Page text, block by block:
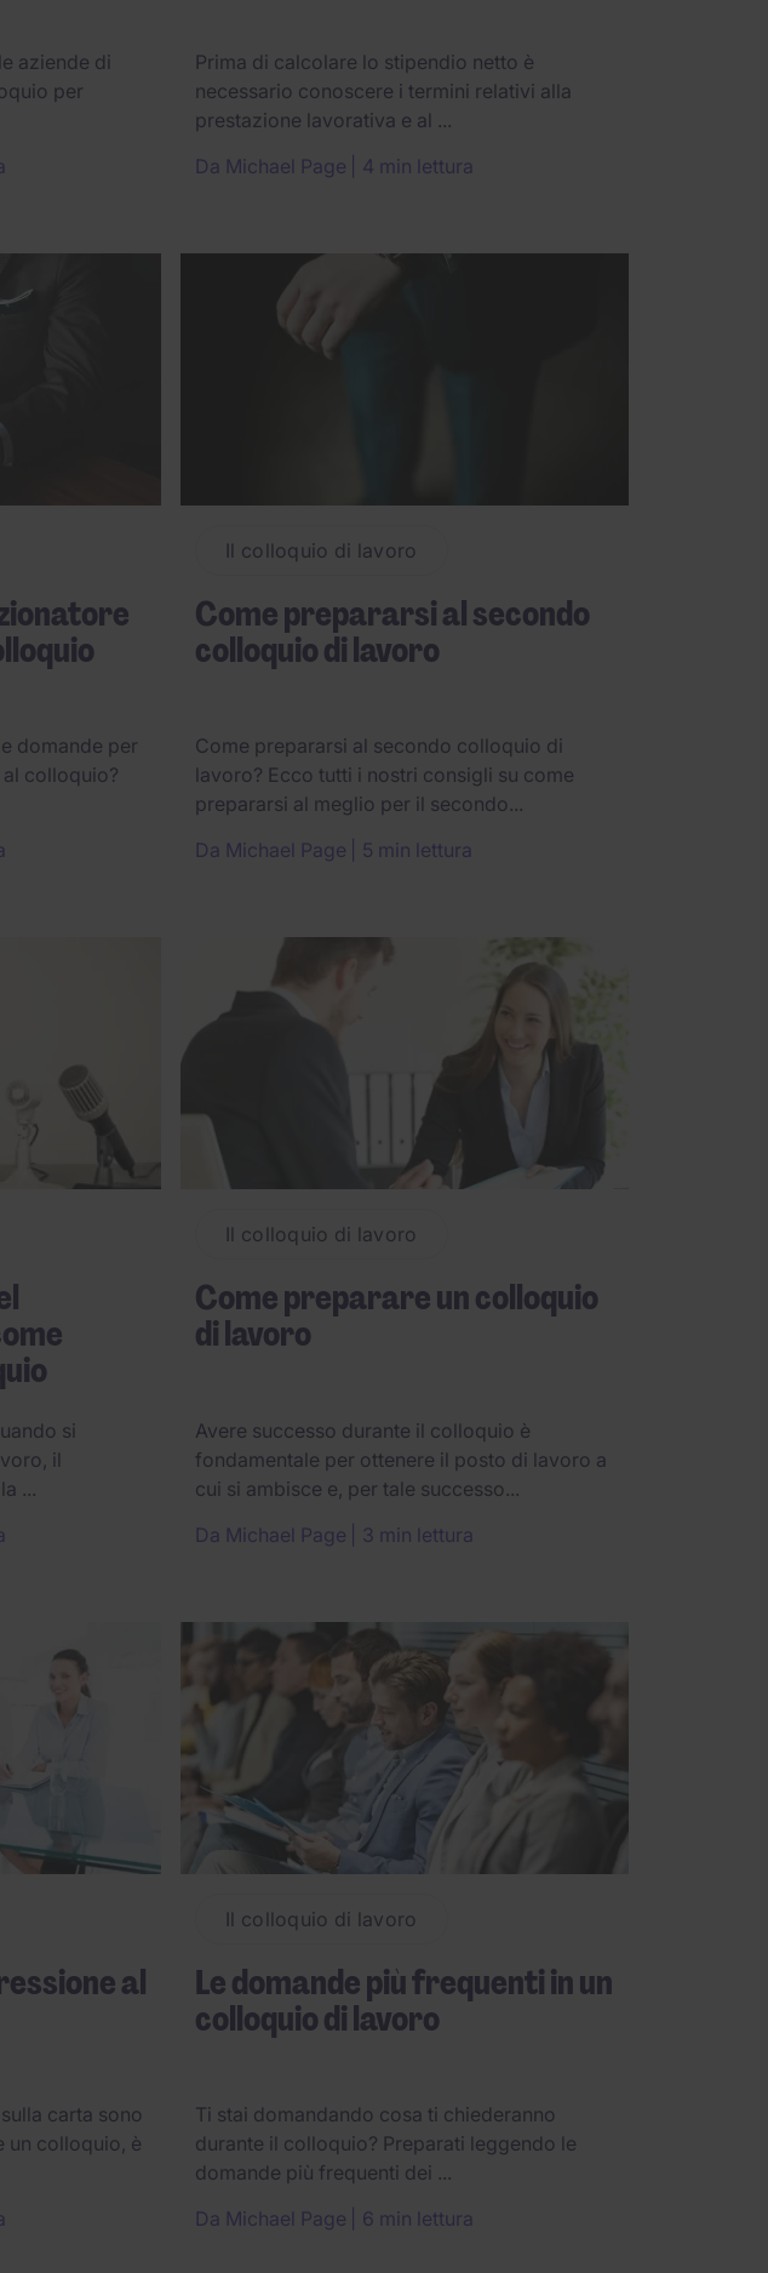
aziende di
per
Prima di calcolare lo stipendio netto è
necessario conoscere i termini relativi alla
prestazione lavorativa e al ...
Da Michael Page 4 min lettura
domande per
colloquio?
Il colloquio di lavoro
Come prepararsi al secondo
colloquio di lavoro
Come prepararsi al secondo colloquio di
lavoro? Ecco tutti i nostri consigli su come
prepararsi al meglio per il secondo...
Da Michael Page 5 min lettura
si
il
...
Il colloquio di lavoro
Come preparare un colloquio
di lavoro
Avere successo durante il colloquio è
fondamentale per ottenere il posto di lavoro a
cui si ambisce e, per tale successo...
Da Michael Page 3 min lettura
al
carta sono
un colloquio, è
Il colloquio di lavoro
Le domande più frequenti in un
colloquio di lavoro
Ti stai domandando cosa ti chiederanno
durante il colloquio? Preparati leggendo le
domande più frequenti dei ...
Da Michael Page 6 min lettura